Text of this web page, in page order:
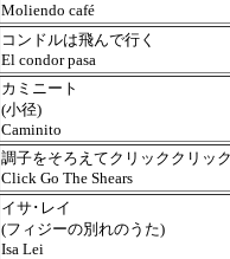
Moliendo café
コンドルは飛んで行く
El condor pasa
カミニート
(小径)
Caminito
調子をそろえてクリッククリッ
Click Go The Shears
イサ･レイ
(フィジーの別れのうた)
Isa Lei